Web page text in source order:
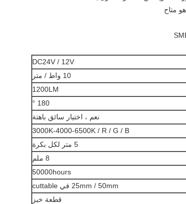
DC24V / 12V
10 واط / متر
1200LM
180 °
نعم ، اختيار سائق باهتة
3000K-4000-6500K / R / G / B
5 متر لكل بكرة
8 ملم
50000hours
25mm / 50mm في cuttable
قطعة خبز